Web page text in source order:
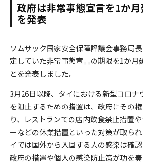
政府は非常事態宣言を1か
を発表
ソムサック国家安全保障評議会事務局
定していた非常事態宣言の期限を1か月
とを発表しました。
3月26日以降、タイにおける新型コロナ
を阻止するための措置は、政府にその
り、レストランての店内飲食禁止措置
ーなどの休業措置といった対策が取ら
イでは国外から入国する人の感染は確認
政府の措置や個人の感染防止策が功を